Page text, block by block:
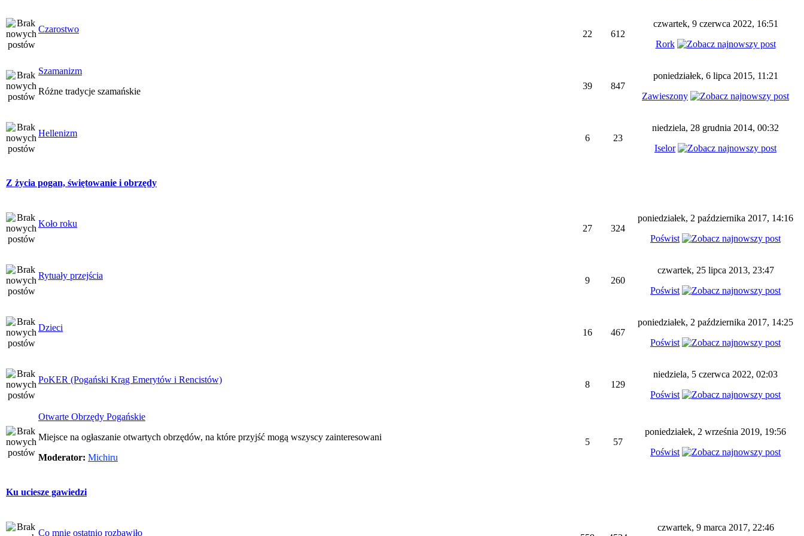
Czarostwo 22 612
czwartek, 9 czerwca 2022, 16:51
Rork
Szamanizm
Różne tradycje szamańskie
39 847
poniedziałek, 6 lipca 2015, 11:21
Zawieszony
Hellenizm 6 23
niedziela, 28 grudnia 2014, 00:32
Iselor
Z życia pogan, świętowanie i obrzędy
Koło roku 27 324
poniedziałek, 2 października 2017, 14:16
Poświst
Rytuały przejścia 9 260
czwartek, 25 lipca 2013, 23:47
Poświst
Dzieci 16 467
poniedziałek, 2 października 2017, 14:25
Poświst
PoKER (Pogański Krąg Emerytów i Rencistów) 8 129
niedziela, 5 czerwca 2022, 02:03
Poświst
Otwarte Obrzędy Pogańskie
Miejsce na ogłaszanie otwartych obrzędów, na które przyjść mogą wszyscy zainteresowani
Moderator: Michiru
5 57
poniedziałek, 2 września 2019, 19:56
Poświst
Ku uciesze gawiedzi
Co mnie ostatnio rozbawiło
czwartek, 9 marca 2017, 22:46